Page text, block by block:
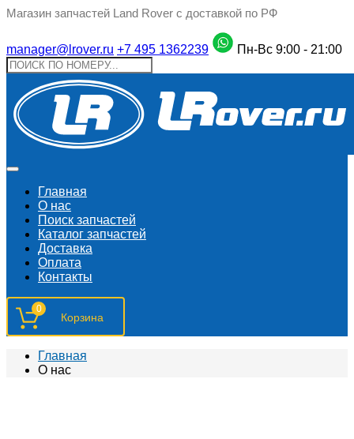
Магазин запчастей Land Rover с доставкой по РФ
manager@lrover.ru +7 495 1362239 Пн-Вс 9:00 - 21:00
Главная
О нас
Поиск запчастeй
Каталог запчастей
Доставка
Оплата
Контакты
0
Главная
О нас